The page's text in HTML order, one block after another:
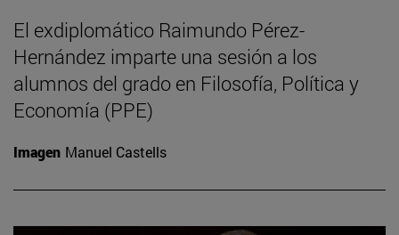
El exdiplomático Raimundo Pérez-
Hernández imparte una sesión a los
alumnos del grado en Filosofía, Política y
Economía (PPE)
Imagen Manuel Castells